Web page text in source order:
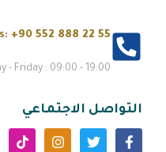
+90 552 888 22 55
- Friday : 09:00 - 19:00
التواصل الاجتماعي